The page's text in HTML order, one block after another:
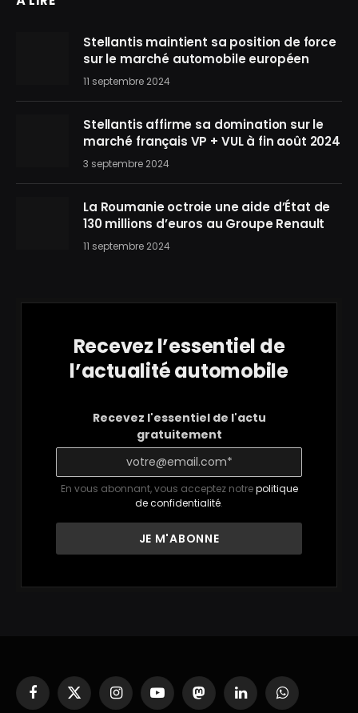
Stellantis maintient sa position de force
sur le marché automobile européen
11 septembre 2024
Stellantis affirme sa domination sur le
marché français VP + VUL à fin août 2024
3 septembre 2024
La Roumanie octroie une aide d’État de
130 millions d’euros au Groupe Renault
11 septembre 2024
Recevez l’essentiel de
l’actualité automobile
Recevez l'essentiel de l'actu
gratuitement
En vous abonnant, vous acceptez notrepolitique
de confidentialité.
Facebook
X
InstagramYouTubeMastodonLinkedInWhatsApp